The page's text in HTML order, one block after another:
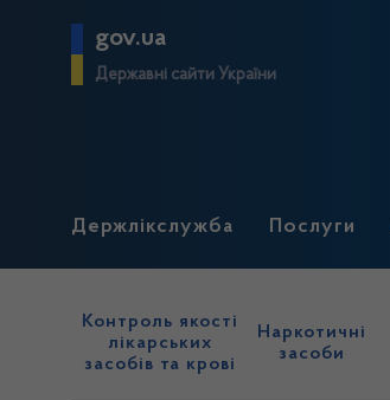
gov.ua
Державні сайти України
Держлікслужба Послуги
Контроль якості
лікарських
засобів та крові
Наркотичні
засоби